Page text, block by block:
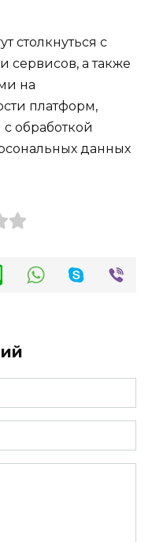
столкнуться с
сервисов, а также
на
платформ,
обработкой
данных